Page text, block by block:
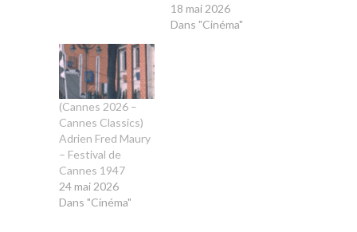
18 mai 2026
Dans "Cinéma"
(Cannes 2026 –
Cannes Classics)
Adrien Fred Maury
– Festival de
Cannes 1947
24 mai 2026
Dans "Cinéma"